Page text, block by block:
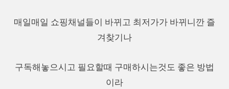
매일매일 쇼핑채널들이 바뀌고 최저가가 바뀌니깐 즐
겨찾기나
구독해놓으시고 필요할때 구매하시는것도 좋은 방법
이라